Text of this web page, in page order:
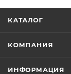
КАТАЛОГ
КОМПАНИЯ
ИНФОРМАЦИЯ